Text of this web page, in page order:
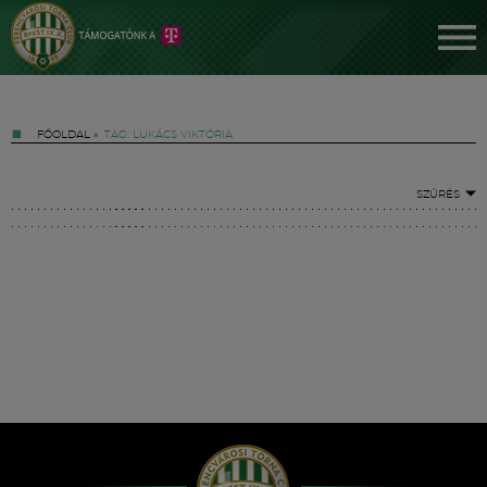
FŐOLDAL » TAG: LUKÁCS VIKTÓRIA
SZŰRÉS
Hírek